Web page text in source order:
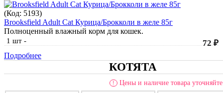
(Код: 5193)
Brooksfield Adult Cat Курица/Брокколи в желе 85г
Полноценный влажный корм для кошек.
1 шт - 72 ₽
Подробнее
КОТЯТА
! Цены и наличие товара